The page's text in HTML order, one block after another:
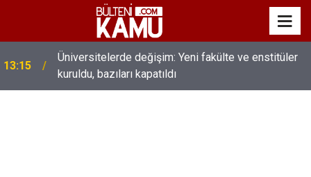
13:00
MEB’de üst düzey değişim: Genel müdürler değişti,
yeni isimler atandı